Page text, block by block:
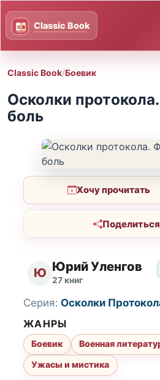
Classic Book/Боевик
Осколки
боль
Хочу прочитать
Поделиться
Ю Юрий Уленгов
27 книг
Серия: Осколки
ЖАНРЫ
Боевик Военная
Ужасы и мистика